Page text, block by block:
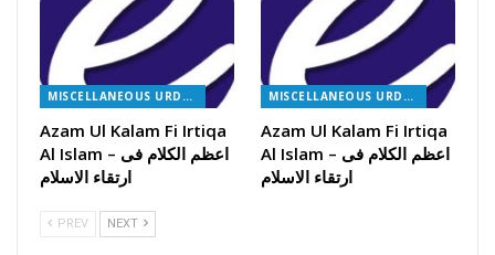
MISCELLANEOUS URDU BOOKS
Azam Ul Kalam Fi Irtiqa
Al Islam – اعظم الکلام فی
ارتقاء الاسلام
MISCELLANEOUS URDU BOOKS
Azam Ul Kalam Fi Irtiqa
Al Islam – اعظم الکلام فی
ارتقاء الاسلام
PREV NEXT